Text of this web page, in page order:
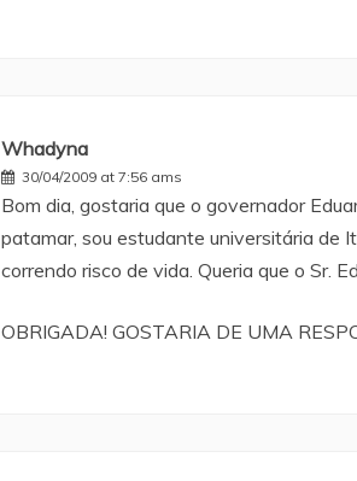
Whadyna
30/04/2009 at 7:56 ams
Bom dia, gostaria que o governador
patamar, sou estudante universitária de
correndo risco de vida. Queria que o Sr.
OBRIGADA! GOSTARIA DE UMA